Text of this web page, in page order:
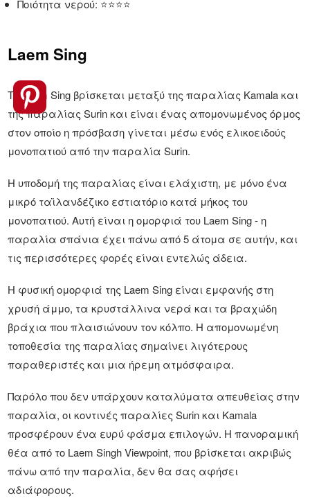
Ποιότητα νερού: ⭐⭐⭐⭐
Laem Sing
Το Laem Sing βρίσκεται μεταξύ της παραλίας Kamala και
της παραλίας Surin και είναι ένας απομονωμένος όρμος
στον οποίο η πρόσβαση γίνεται μέσω ενός ελικοειδούς
μονοπατιού από την παραλία Surin.
Η υποδομή της παραλίας είναι ελάχιστη, με μόνο ένα
μικρό ταϊλανδέζικο εστιατόριο κατά μήκος του
μονοπατιού. Αυτή είναι η ομορφιά του Laem Sing - η
παραλία σπάνια έχει πάνω από 5 άτομα σε αυτήν, και
τις περισσότερες φορές είναι εντελώς άδεια.
Η φυσική ομορφιά της Laem Sing είναι εμφανής στη
χρυσή άμμο, τα κρυστάλλινα νερά και τα βραχώδη
βράχια που πλαισιώνουν τον κόλπο. Η απομονωμένη
τοποθεσία της παραλίας σημαίνει λιγότερους
παραθεριστές και μια ήρεμη ατμόσφαιρα.
Παρόλο που δεν υπάρχουν καταλύματα απευθείας στην
παραλία, οι κοντινές παραλίες Surin και Kamala
προσφέρουν ένα ευρύ φάσμα επιλογών. Η πανοραμική
θέα από το Laem Singh Viewpoint, που βρίσκεται ακριβώς
πάνω από την παραλία, δεν θα σας αφήσει
αδιάφορους.